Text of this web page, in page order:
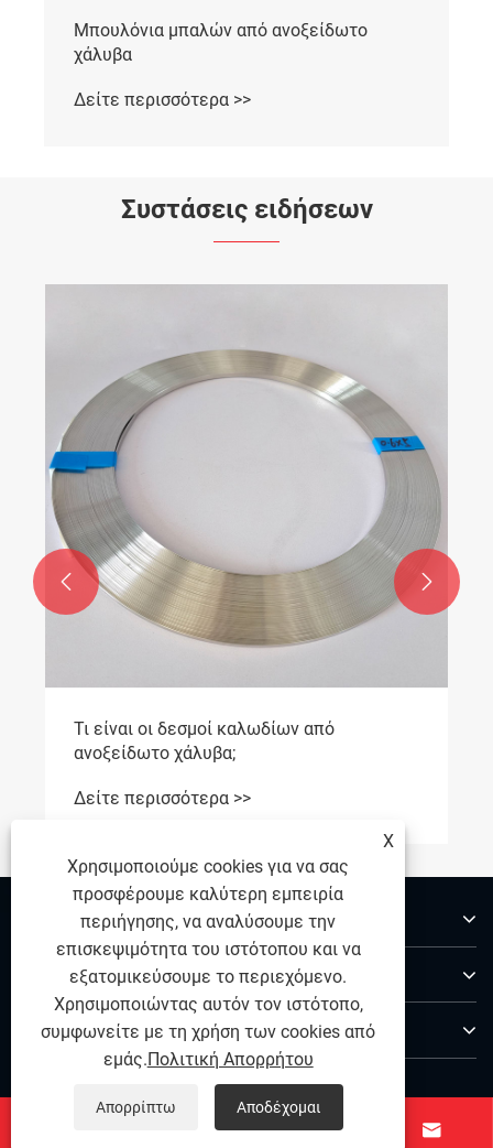
Μπουλόνια μπαλών από ανοξείδωτο
χάλυβα
Δείτε περισσότερα >>
Συστάσεις ειδήσεων
Τι είναι οι δεσμοί καλωδίων από
ανοξείδωτο χάλυβα;
Δείτε περισσότερα >>
 
Σχετικά με εμάς
Προϊόντα
Επικοινωνήστε μαζί μας
 
X
Χρησιμοποιούμε cookies για να σας
προσφέρουμε καλύτερη εμπειρία
περιήγησης, να αναλύσουμε την
επισκεψιμότητα του ιστότοπου και να
εξατομικεύσουμε το περιεχόμενο.
Χρησιμοποιώντας αυτόν τον ιστότοπο,
συμφωνείτε με τη χρήση των cookies από
εμάς.Πολιτική Απορρήτου
Απορρίπτω Αποδέχομαι